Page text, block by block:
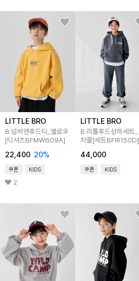
LITTLE BRO
B.넘버엔후드티_옐로우
[티셔츠BFMW609A]
22,400 20%
쿠폰 KIDS
2
LITTLE BRO
B.리틀후드상하세트_
차콜[세트BFIR150D]
44,000
쿠폰 KIDS